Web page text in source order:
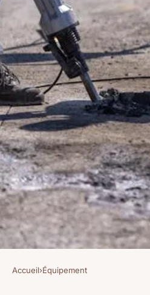
ÉQUIPEMENT
Accueil›Équipement